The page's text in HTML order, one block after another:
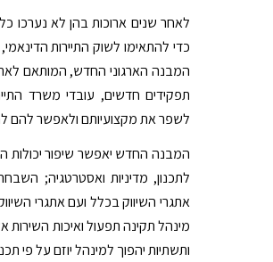
לאחר שנים ארוכות בהן לא נערכו
כדי להתאימו לשוק התיירות
המבנה הארגוני החדש, המותאם
תפקידים חדשים, עובדי משרד
לשפר את מקצועיותם ולאפשר להם
המבנה החדש יאפשר שיפור יכולות
לתכנון, מדיניות ואסטרטגיה;
אתגרי השיווק בכלל ועם אתגרי
מינהל תקינה תפעול ואיכות השירות
ותשתיות יהפוך למינהל יוזם על פי